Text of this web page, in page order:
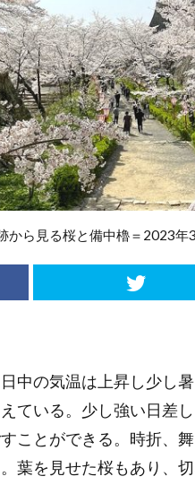
から見る桜と備中櫓＝2023
中の気温は上昇し少し
ている。少し強い日差
ことができる。時折、
葉を見せた桜もあり、